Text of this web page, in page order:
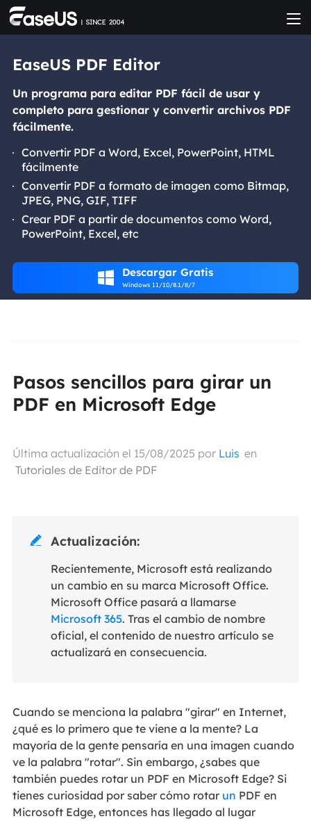
EaseUS PDF Editor
Un programa para editar PDF fácil de usar y
completo para gestionar y convertir archivos PDF
fácilmente.
Convertir PDF a Word, Excel, PowerPoint, HTML
fácilmente
Convertir PDF a formato de imagen como Bitmap,
JPEG, PNG, GIF, TIFF
Crear PDF a partir de documentos como Word,
PowerPoint, Excel, etc
 Descargar Gratis
Windows 11/10/8.1/8/7
Pasos sencillos para girar un
PDF en Microsoft Edge
Última actualización el 15/08/2025 por Luis en
Tutoriales de Editor de PDF
 Actualización:
Recientemente, Microsoft está realizando
un cambio en su marca Microsoft Office.
Microsoft Office pasará a llamarse
Microsoft 365. Tras el cambio de nombre
oficial, el contenido de nuestro artículo se
actualizará en consecuencia.
Cuando se menciona la palabra "girar" en Internet,
¿qué es lo primero que te viene a la mente? La
mayoría de la gente pensaría en una imagen cuando
ve la palabra "rotar". Sin embargo, ¿sabes que
también puedes rotar un PDF en Microsoft Edge? Si
tienes curiosidad por saber cómo rotar un PDF en
Microsoft Edge, entonces has llegado al lugar